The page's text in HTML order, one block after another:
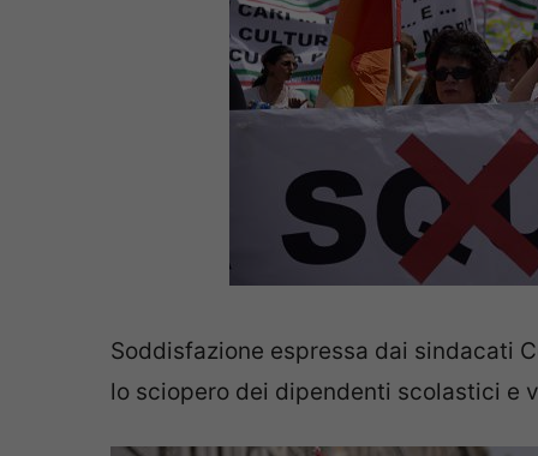
Soddisfazione espressa dai sindacati
lo sciopero dei dipendenti scolastici e